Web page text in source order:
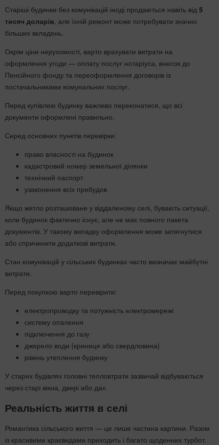
Старіші будинки без комунікацій іноді продаються навіть від 5
тисяч доларів , але їхній ремонт може потребувати значно
більших вкладень.
Окрім ціни нерухомості, варто врахувати витрати на
оформлення угоди — оплату послуг нотаріуса, внесок до
Пенсійного фонду та переоформлення договорів із
постачальниками комунальних послуг.
Перед купівлею будинку важливо переконатися, що всі
документи оформлені правильно.
Серед основних пунктів перевірки:
право власності на будинок
кадастровий номер земельної ділянки
технічний паспорт
узаконення всіх прибудов
Якщо житло розташоване у віддаленому селі, бувають ситуації,
коли будинок фактично існує, але не має повного пакета
документів. У такому випадку оформлення може затягнутися
або спричинити додаткові витрати.
Стан комунікацій у сільських будинках часто визначає майбутні
витрати.
Перед покупкою варто перевірити:
електропроводку та потужність електромережі
систему опалення
підключення до газу
джерело води (криниця або свердловина)
рівень утеплення будинку
У старих будівлях головні тепловтрати зазвичай відбуваються
через старі вікна, двері або дах.
Реальність життя в селі
Романтика сільського життя — це лише частина картини. Разом
із красивими краєвидами приходить і багато щоденних турбот.